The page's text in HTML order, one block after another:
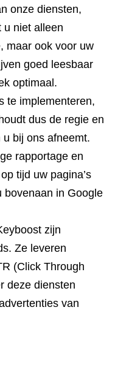
onze diensten,
u niet alleen
maar ook voor uw
goed leesbaar
optimaal.
te implementeren,
dus de regie en
bij ons afneemt.
rapportage en
tijd uw pagina’s
bovenaan in Google
zijn
Ze leveren
(Click Through
deze diensten
van